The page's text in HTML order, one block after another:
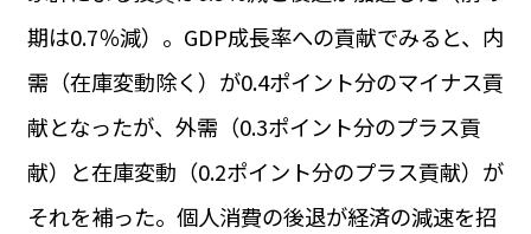
#カルカッソンヌ Carcassonne
#サステナブル
#フランス生活
#レシピ #ビューティー
#コスメ
#アルザス地方
#フランスの地方 #フロマージュ
#おでかけ
期は0.7％減）。GDP成長率への貢献でみると、内
需（在庫変動除く）が0.4ポイント分のマイナス貢
献となったが、外需（0.3ポイント分のプラス貢
献）と在庫変動（0.2ポイント分のプラス貢献）が
それを補った。個人消費の後退が経済の減速を招